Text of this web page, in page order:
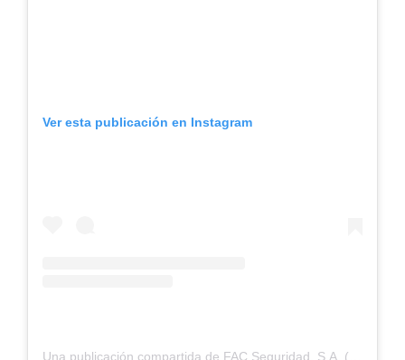
Ver esta publicación en Instagram